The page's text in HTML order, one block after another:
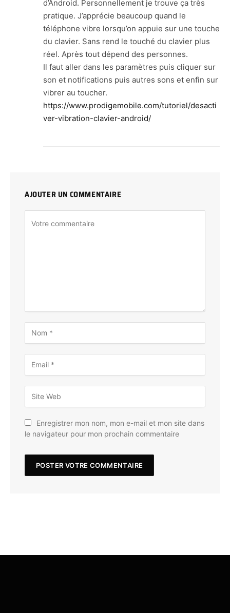
d’Android. Personnellement je trouve ça très
pratique. J’apprécie beaucoup quand le
téléphone vibre lorsqu’on appuie sur une touche
du clavier. Sans rend le touché du clavier plus
réel. Après tout dépend des personnes.
Il faut aller dans les paramètres puis cliquer sur
son et notifications puis autres sons et enfin sur
vibrer au toucher.
https://www.prodigemobile.com/tutoriel/desacti
ver-vibration-clavier-android/
AJOUTER UN COMMENTAIRE
Enregistrer mon nom, mon e-mail et mon site dans
le navigateur pour mon prochain commentaire